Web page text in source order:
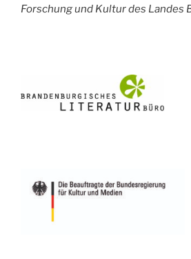
Forschung und Kultur des Landes